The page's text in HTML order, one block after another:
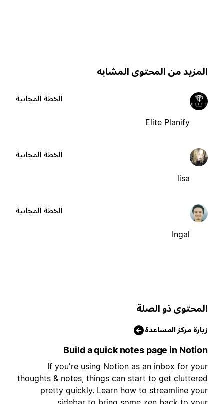
من المحتوى المشابه
Elite Planify
الخطة المجانية
الخطة المجانية
Ingal
الخطة المجانية
ذو الصلة
مركز المساعدة
Build a quick notes page in
If you're using Notion as an inbox for
thoughts & notes, things can start to get
pretty quickly. Learn how to streamline